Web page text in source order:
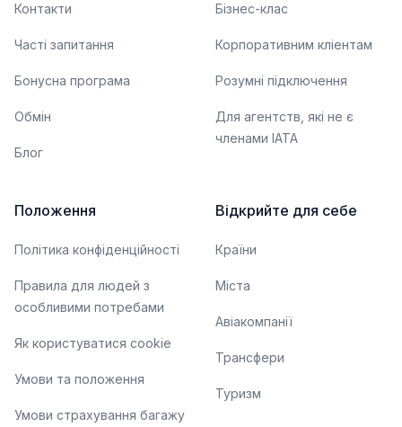
Контакти
Часті запитання
Бонусна програма
Обмін
Блог
Бізнес-клас
Корпоративним кліентам
Розумні підключення
Для агентств, які не є
членами IATA
Положення
Політика конфіденційності
Правила для людей з
особливими потребами
Як користуватися cookie
Умови та положення
Умови страхування багажу
Відкрийте для себе
Країни
Міста
Авіакомпанії
Трансфери
Туризм